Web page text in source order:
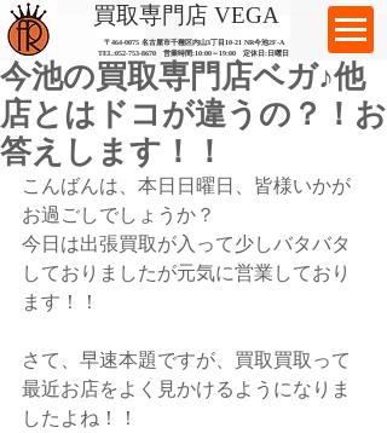
​買取専門店 VEGA
〒464-0075 名古屋市千種区内山3丁目10-21 ​ NR今池2F-A​
TEL:052-753-8670 営業時間:10:00～19:00​ 定休日:日曜日
今池の買取専門店ベガ♪他
店とはドコが違うの？！お
答えします！！
こんばんは、本日日曜日、皆様いかが
お過ごしでしょうか？
今日は出張買取が入って少しバタバタ
しておりましたが元気に営業しており
ます！！
さて、早速本題ですが、買取買取って
最近お店をよく見かけるようになりま
したよね！！